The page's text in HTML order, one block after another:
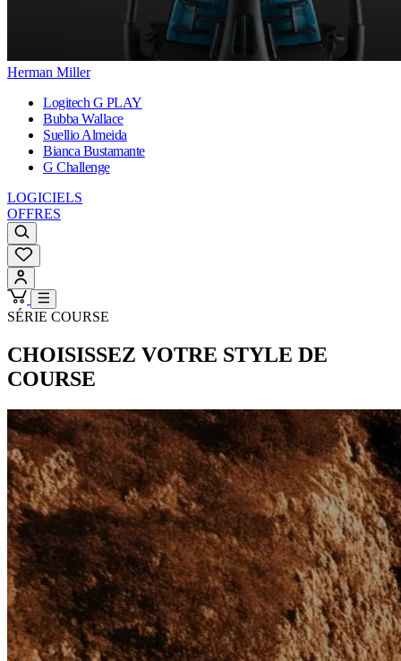
Herman Miller
Logitech G PLAY
Bubba Wallace
Suellio Almeida
Bianca Bustamante
G Challenge
LOGICIELS
OFFRES
SÉRIE COURSE
CHOISISSEZ VOTRE STYLE DE
COURSE